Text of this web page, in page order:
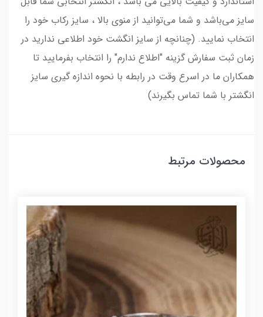
سایز می‌باشد و شما می‌توانید از منوی بالا ، سایز رکاب خود را
انتخاب نمایید. (چنانچه از سایز انگشت خود اطلاعی ندارید در
زمان ثبت سفارش گزینه "اطلاع ندارم" را انتخاب بفرمایید تا
همکاران ما در اسرع وقت در رابطه با نحوه اندازه گیری سایز
انگشتر با شما تماس بگیرند)
محصولات مرتبط